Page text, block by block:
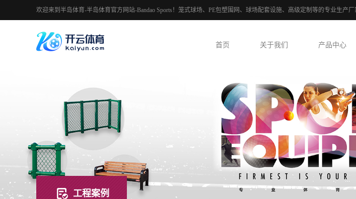
欢迎来到半岛体育-半岛体育官方网站-Bandao Sports！笼式球场、PE包塑围网、球场配套设施、高级定制等的专业生产厂
首页 关于我们 产品中心
工程案例